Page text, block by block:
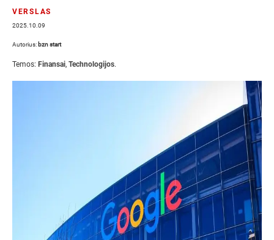
VERSLAS
2025.10.09
Autorius: bzn start
Temos: Finansai, Technologijos.